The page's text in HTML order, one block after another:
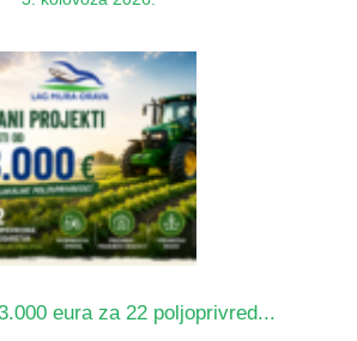
eura za 22 poljoprivred...